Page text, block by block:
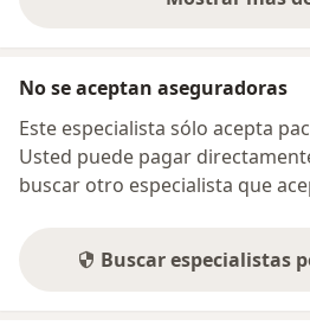
No se aceptan aseguradoras
Este especialista sólo acepta
Usted puede pagar
buscar otro especialista que
Buscar especialistas